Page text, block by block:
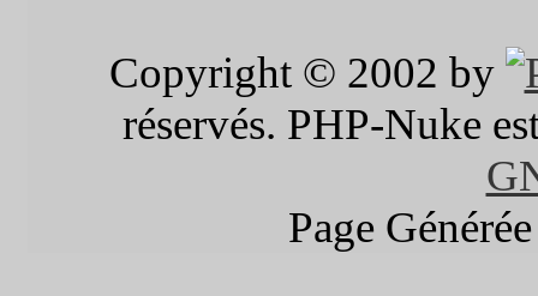
Copyright © 2002 by
réservés. PHP-Nuke
Page